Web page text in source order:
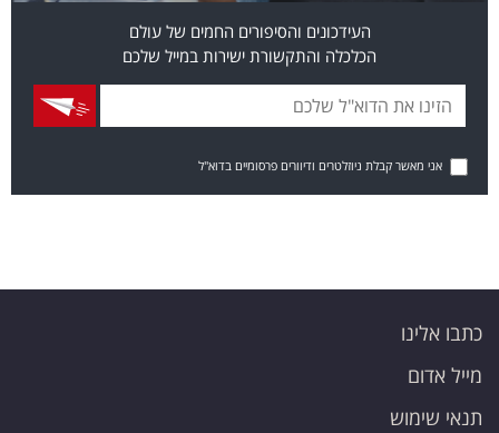
העידכונים והסיפורים החמים של עולם
הכלכלה והתקשורת ישירות במייל שלכם
אני מאשר קבלת ניוזלטרים ודיוורים פרסומיים בדוא"ל
כתבו אלינו
מייל אדום
תנאי שימוש